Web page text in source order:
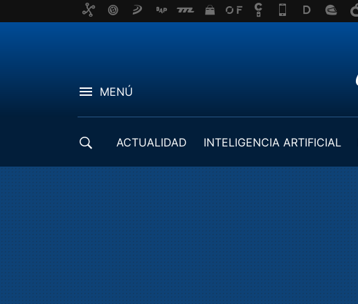
MENÚ
ACTUALIDAD INTELIGENCIA ARTIFICIAL